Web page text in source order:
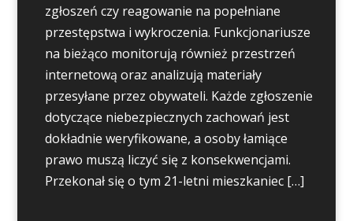
zgłoszeń czy reagowanie na popełniane
przestępstwa i wykroczenia. Funkcjonariusze
na bieżąco monitorują również przestrzeń
internetową oraz analizują materiały
przesyłane przez obywateli. Każde zgłoszenie
dotyczące niebezpiecznych zachowań jest
dokładnie weryfikowane, a osoby łamiące
prawo muszą liczyć się z konsekwencjami.
Przekonał się o tym 21-letni mieszkaniec […]